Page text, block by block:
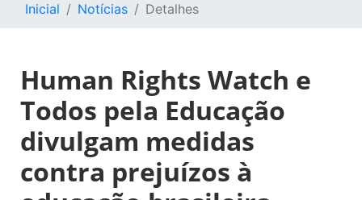
Inicial Notícias Detalhes
Human Rights Watch e
Todos pela Educação
divulgam medidas
contra prejuízos à